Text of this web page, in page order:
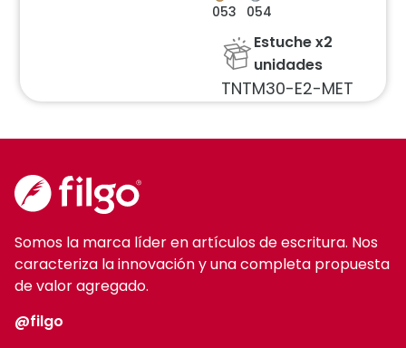
053 054
Estuche x2
unidades
TNTM30-E2-MET
Somos la marca líder en artículos de escritura. Nos
caracteriza la innovación y una completa propuesta
de valor agregado.
@filgo